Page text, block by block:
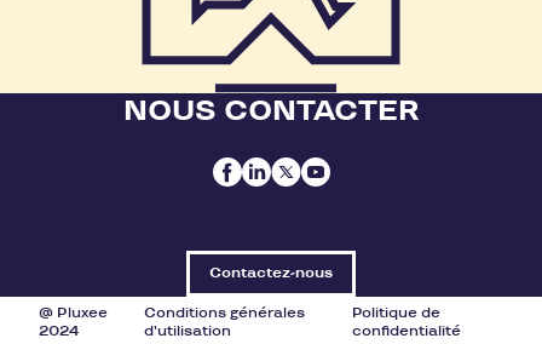
NOUS CONTACTER
Contactez-nous
@ Pluxee
2024
Conditions générales
d'utilisation
Politique de
confidentialité